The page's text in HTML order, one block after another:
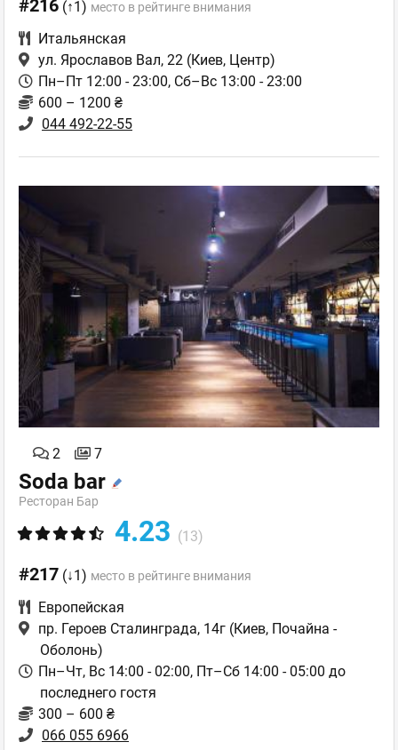
#216 (↑1) место в рейтинге внимания
Итальянская
ул. Ярославов Вал, 22 (Киев, Центр)
Пн–Пт 12:00 - 23:00, Сб–Вс 13:00 - 23:00
600 – 1200 ₴
044 492-22-55
2 7
Soda bar
Ресторан Бар
4.23 (13)
#217 (↓1) место в рейтинге внимания
Европейская
пр. Героев Сталинграда, 14г (Киев, Почайна -
Оболонь)
Пн–Чт, Вс 14:00 - 02:00, Пт–Сб 14:00 - 05:00 до
последнего гостя
300 – 600 ₴
066 055 6966